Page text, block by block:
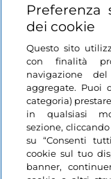
Link Utili
Login
Restiamo in contatto
Preferenza
dei cookie
Questo sito
con finalità
navigazione
aggregate. Puoi
categoria)
in qualsiasi
sezione,
su “Consenti
cookie sul tuo
banner,